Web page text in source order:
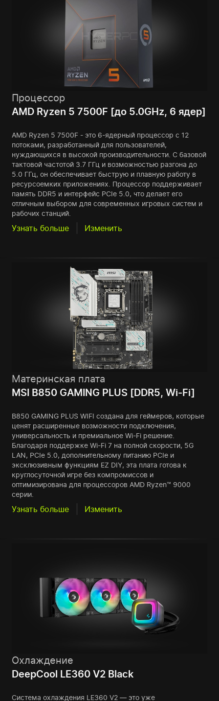
Процессор
AMD Ryzen 5 7500F [до 5.0GHz, 6 ядер]
AMD Ryzen 5 7500F - это 6-ядерный процессор с 12
потоками, разработанный для пользователей,
нуждающихся в высокой производительности. С базовой
тактовой частотой 3.7 ГГц и возможностью разгона до
5.0 ГГц, он обеспечивает быструю и плавную работу в
ресурсоемких приложениях. Процессор поддерживает
память DDR5 и интерфейс PCIe 5.0, что делает его
отличным выбором для современных игровых систем и
рабочих станций.
Узнать больше Изменить
Материнская плата
MSI B850 GAMING PLUS [DDR5, Wi-Fi]
B850 GAMING PLUS WIFI создана для геймеров, которые
ценят расширенные возможности подключения,
универсальность и премиальное Wi-Fi решение.
Благодаря поддержке Wi-Fi 7 на полной скорости, 5G
LAN, PCIe 5.0, дополнительному питанию PCIe и
эксклюзивным функциям EZ DIY, эта плата готова к
круглосуточной игре без компромиссов и
оптимизирована для процессоров AMD Ryzen™ 9000
серии.
Узнать больше Изменить
Охлаждение
DeepCool LE360 V2 Black
Система охлаждения LE360 V2 — это уже